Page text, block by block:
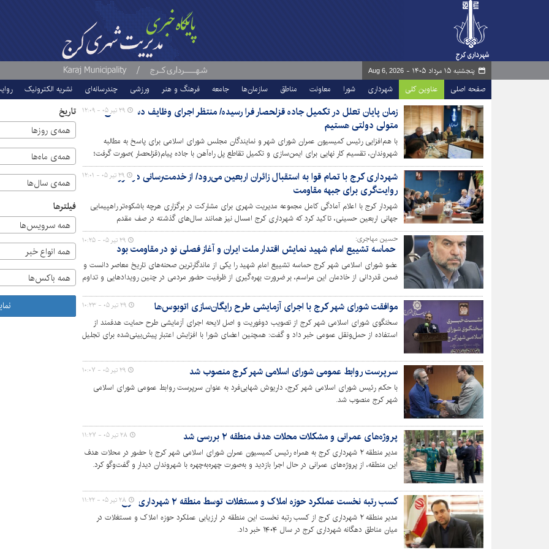
پنجشنبه ۱۵ مرداد ۱۴۰۵ - Aug 6, 2026
صفحه اصلی عناوین کلی شهرداری شورا معاونت مناطق سازمان‌ها جامعه فرهنگ و هنر ورزشی چندرسانه‌ای نشریه الکترونیک
زمان پایان تعلل در تکمیل جاده قزلحصار فرا رسیده/ منتظر اجرای وظایف دستگاه‌های
متولی دولتی هستیم
با هم‌افزایی رئیس کمیسیون عمران شورای شهر و نمایندگان مجلس شورای اسلامی برای پاسخ به مطالبه
شهروندان، تقسیم کار نهایی برای ایمن‌سازی و تکمیل تقاطع پل راه‌آهن با جاده پیام(قزلحصار )صورت گرفت؛
اکنون دستگاه‌های متولی مکلف‌اند بدون فوت وقت، تعهدات خود را برای اتمام آخرین پازل ساماندهی این
معبر ترافیکی و حیاتی عملیاتی کنند.
۲۹ تیر ۰۵ - ۱۲:۰۹
شهرداری کرج با تمام قوا به استقبال زائران اربعین می‌رود/ از خدمت‌رسانی در مرز تا
روایت‌گری برای جبهه مقاومت
شهردار کرج با اعلام آمادگی کامل مجموعه مدیریت شهری برای مشارکت در برگزاری هرچه باشکوه‌تر راهپیمایی
جهانی اربعین حسینی، تاکید کرد که شهرداری کرج امسال نیز همانند سال‌های گذشته در صف مقدم
خدمت‌رسانی به زائران پیاده حضرت اباعبدالله الحسین (ع) قرار دارد.
۲۹ تیر ۰۵ - ۱۲:۰۱
حسین مهاجری:
حماسه تشییع امام شهید نمایش اقتدار ملت ایران و آغاز فصلی نو در مقاومت بود
عضو شورای اسلامی شهر کرج حماسه تشییع امام شهید را یکی از ماندگارترین صحنه‌های تاریخ معاصر دانست و
ضمن قدردانی از خادمان این مراسم، بر ضرورت بهره‌گیری از ظرفیت حضور مردمی در چنین رویدادهایی و تداوم
۲۹ تیر ۰۵ - ۱۰:۲۵
موافقت شورای شهر کرج با اجرای آزمایشی طرح رایگان‌سازی اتوبوس‌ها
سخنگوی شورای اسلامی شهر کرج از تصویب دوفوریت و اصل لایحه اجرای آزمایشی طرح حمایت هدفمند از
استفاده از حمل‌ونقل عمومی خبر داد و گفت: همچنین اعضای شورا با افزایش اعتبار پیش‌بینی‌شده برای تجلیل
۲۹ تیر ۰۵ - ۱۰:۲۳
سرپرست روابط عمومی شورای اسلامی شهر کرج منصوب شد
با حکم رئیس شورای اسلامی شهر کرج، داریوش شهابی‌فرد به عنوان سرپرست روابط عمومی شورای اسلامی
شهر کرج منصوب شد.
۲۹ تیر ۰۵ - ۱۰:۰۷
پروژه‌های عمرانی و مشکلات محلات هدف منطقه ۲ بررسی شد
مدیر منطقه ۲ شهرداری کرج به همراه رئیس کمیسیون عمران شورای اسلامی شهر کرج با حضور در محلات هدف
این منطقه، از پروژه‌های عمرانی در حال اجرا بازدید و به‌صورت چهره‌به‌چهره با شهروندان دیدار و گفت‌وگو کرد.
۲۸ تیر ۰۵ - ۱۱:۲۷
کسب رتبه نخست عملکرد حوزه املاک و مستغلات توسط منطقه ۲ شهرداری کرج
مدیر منطقه ۲ شهرداری کرج از کسب رتبه نخست این منطقه در ارزیابی عملکرد حوزه املاک و مستغلات در
میان مناطق دهگانه شهرداری کرج در سال ۱۴۰۴ خبر داد.
۲۸ تیر ۰۵ - ۱۱:۲۲
تاریخ
همه‌ی روزها
همه‌ی ماه‌ها
همه‌ی سال‌ها
فیلترها
همه سرویس‌ها
همه انواع خبر
همه باکس‌ها